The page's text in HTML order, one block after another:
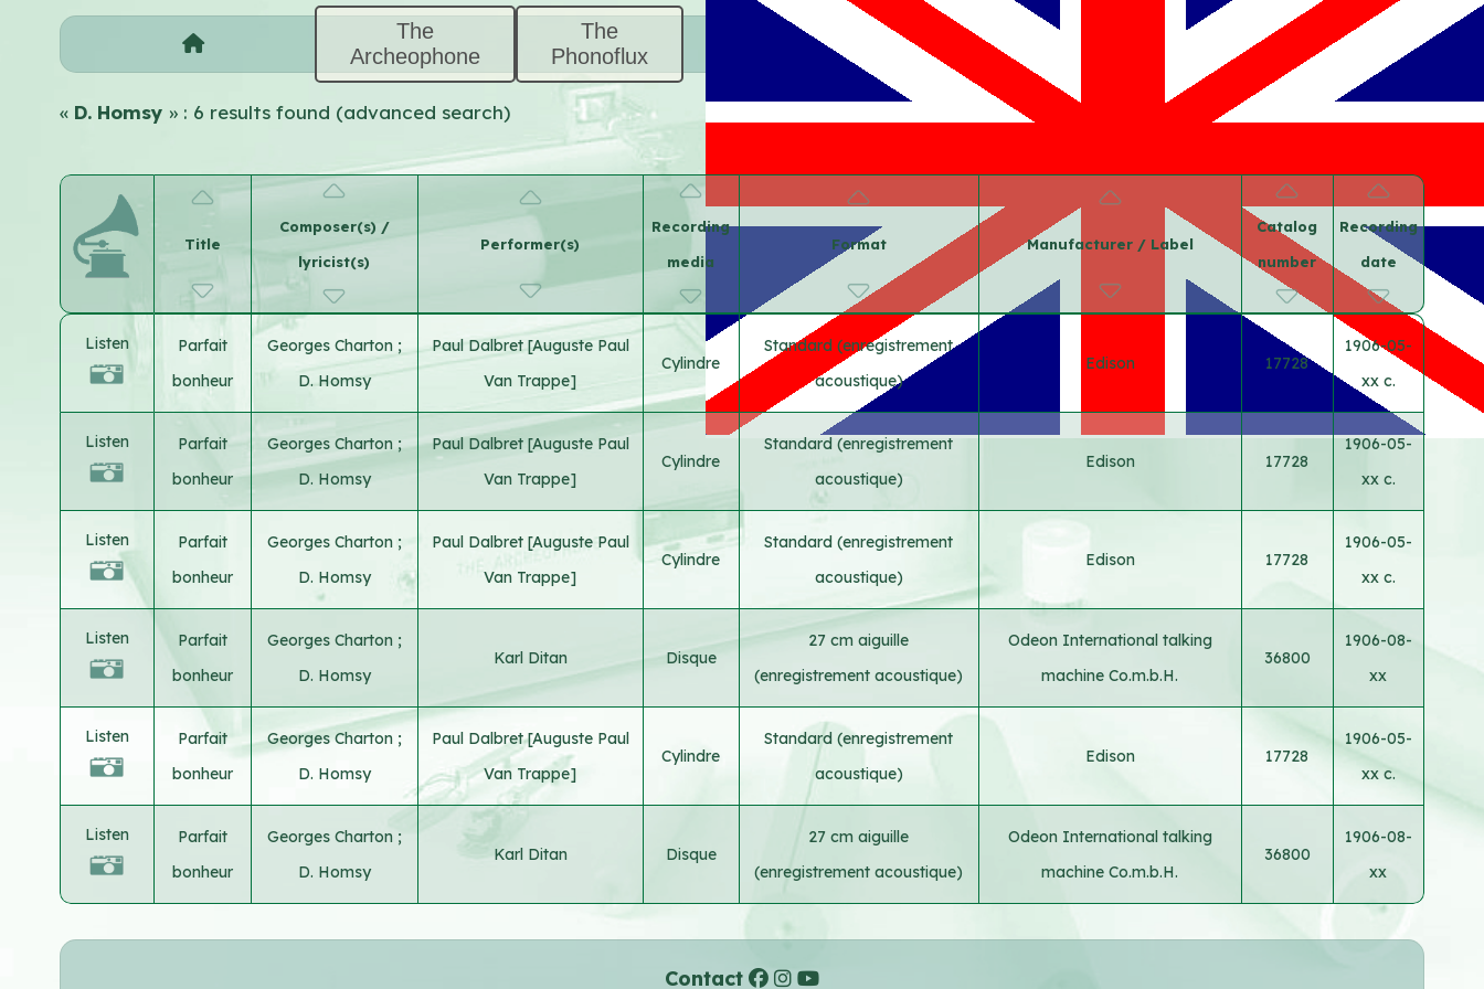
The
Archeophone
The
Phonoflux
«D. Homsy » : 6 results found (advanced search)
Title
Composer(s) /
lyricist(s)
Performer(s)
Recording
media
Format Manufacturer / Label
Catalog
number
Recording
date
Listen
Parfait
bonheur
Georges Charton ;
D. Homsy
Paul Dalbret [Auguste Paul
Van Trappe]
Cylindre
Standard (enregistrement
acoustique)
Edison 17728
1906-05-
xx c.
Listen
Parfait
bonheur
Georges Charton ;
D. Homsy
Paul Dalbret [Auguste Paul
Van Trappe]
Cylindre
Standard (enregistrement
acoustique)
Edison 17728
1906-05-
xx c.
Listen
Parfait
bonheur
Georges Charton ;
D. Homsy
Paul Dalbret [Auguste Paul
Van Trappe]
Cylindre
Standard (enregistrement
acoustique)
Edison 17728
1906-05-
xx c.
Listen
Parfait
bonheur
Georges Charton ;
D. Homsy
Karl Ditan Disque
27 cm aiguille
(enregistrement acoustique)
Odeon International talking
machine Co.m.b.H.
36800
1906-08-
xx
Listen
Parfait
bonheur
Georges Charton ;
D. Homsy
Paul Dalbret [Auguste Paul
Van Trappe]
Cylindre
Standard (enregistrement
acoustique)
Edison 17728
1906-05-
xx c.
Listen
Parfait
bonheur
Georges Charton ;
D. Homsy
Karl Ditan Disque
27 cm aiguille
(enregistrement acoustique)
Odeon International talking
machine Co.m.b.H.
36800
1906-08-
xx
Contact